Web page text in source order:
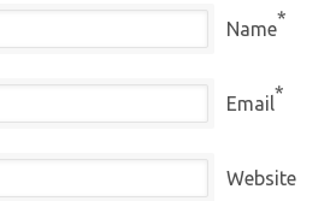
Name*
Email*
Website